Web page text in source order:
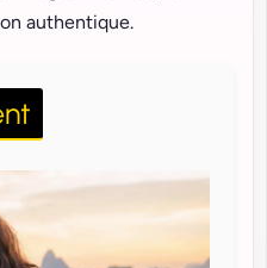
authentique.